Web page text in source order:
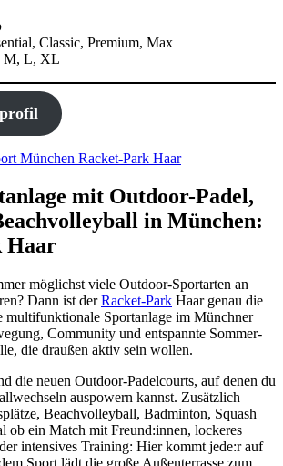
Classic, Premium, Max
M, L, XL
mit Outdoor-Padel,
in München:
Haar
möglichst viele Outdoor-Sportarten an
Dann ist derRacket-Park Haar genau die
multifunktionale Sportanlage im Münchner
Community und entspannte Sommer-
die draußen aktiv sein wollen.
die neuen Outdoor-Padelcourts, auf denen du
auspowern kannst. Zusätzlich
Beachvolleyball, Badminton, Squash
ob ein Match mit Freund:innen, lockeres
intensives Training: Hier kommt jede:r auf